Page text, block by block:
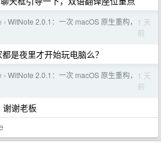
› WitNote 2.0.1：一次 macOS 原生重构，
1 天
前
是夜里才开始玩电脑么？
› WitNote 2.0.1：一次 macOS 原生重构，
1 天
前
谢老板